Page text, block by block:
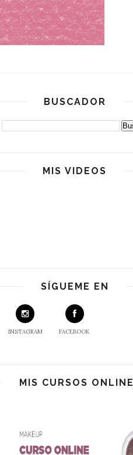
BUSCADOR
MIS VIDEOS
SÍGUEME EN
INSTAGRAM FACEBOOK
MIS CURSOS ONLINE